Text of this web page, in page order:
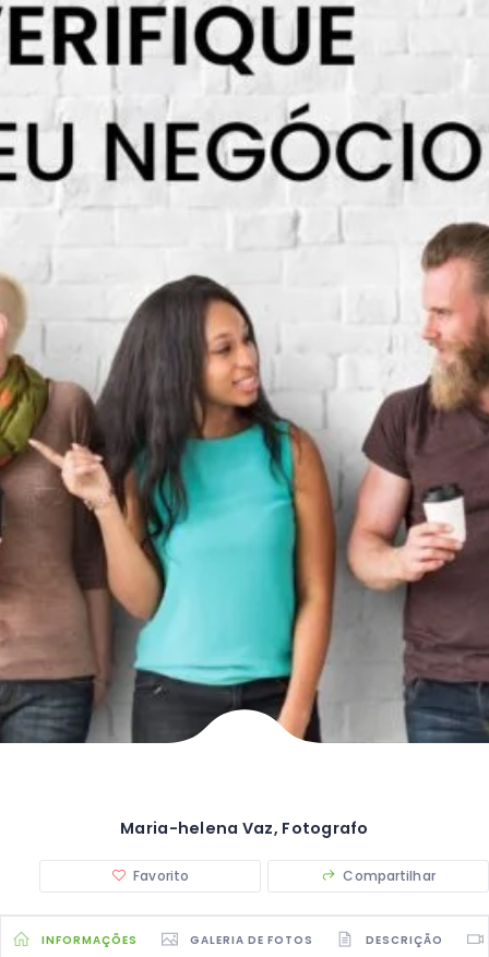
Maria-helena Vaz, Fotografo
Favorito Compartilhar
INFORMAÇÕES GALERIA DE FOTOS DESCRIÇÃO